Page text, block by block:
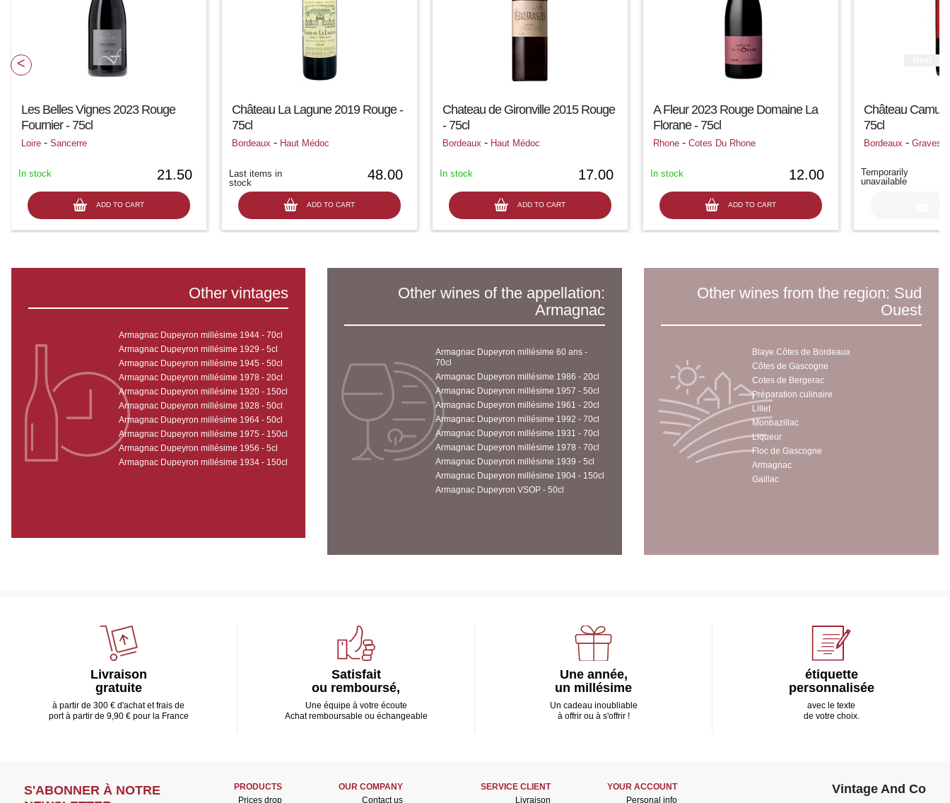
Les Belles Vignes 2023 Rouge
Fournier - 75cl
Loire - Sancerre
21.50
ADD TO CART
In stock
Château La Lagune 2019 Rouge -
75cl
Bordeaux - Haut Médoc
48.00
ADD TO CART
Last items in
stock
Chateau de Gironville 2015 Rouge
- 75cl
Bordeaux - Haut Médoc
17.00
ADD TO CART
In stock
A Fleur 2023 Rouge Domaine La
Florane - 75cl
Rhone - Cotes Du Rhone
12.00
ADD TO CART
In stock
Château
75cl
Bordeaux - Graves
Temporarily
unavailable
Other vintages
Armagnac Dupeyron millésime 1944 - 70cl
Armagnac Dupeyron millésime 1929 - 5cl
Armagnac Dupeyron millésime 1945 - 50cl
Armagnac Dupeyron millésime 1978 - 20cl
Armagnac Dupeyron millésime 1920 - 150cl
Armagnac Dupeyron millésime 1928 - 50cl
Armagnac Dupeyron millésime 1964 - 50cl
Armagnac Dupeyron millésime 1975 - 150cl
Armagnac Dupeyron millésime 1956 - 5cl
Armagnac Dupeyron millésime 1934 - 150cl
Other wines of the appellation:
Armagnac
Armagnac Dupeyron millésime 60 ans -
70cl
Armagnac Dupeyron millésime 1986 - 20cl
Armagnac Dupeyron millésime 1957 - 50cl
Armagnac Dupeyron millésime 1961 - 20cl
Armagnac Dupeyron millésime 1992 - 70cl
Armagnac Dupeyron millésime 1931 - 70cl
Armagnac Dupeyron millésime 1978 - 70cl
Armagnac Dupeyron millésime 1939 - 5cl
Armagnac Dupeyron millésime 1904 - 150cl
Armagnac Dupeyron VSOP - 50cl
Other wines from the region: Sud
Ouest
Blaye Côtes de Bordeaux
Côtes de Gascogne
Cotes de Bergerac
Préparation culinaire
Lillet
Monbazillac
Liqueur
Floc de Gascogne
Armagnac
Gaillac
Livraison
gratuite
à partir de 300 € d'achat et frais de
port à partir de 9,90 € pour la France
Satisfait
ou remboursé,
Une équipe à votre écoute
Achat remboursable ou échangeable
Une année,
un millésime
Un cadeau inoubliable
à offrir ou à s'offrir !
étiquette
personnalisée
avec le texte
de votre choix.
S'ABONNER À NOTRE
PRODUCTS
Prices drop
OUR COMPANY
Contact us
SERVICE CLIENT
Livraison
YOUR ACCOUNT
Personal info
Vintage And Co